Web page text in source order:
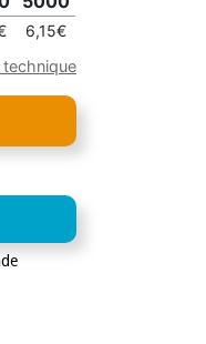
6,15€
technique